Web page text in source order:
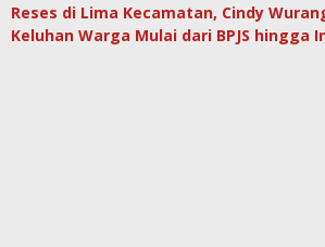
Reses di Lima Kecamatan, Cindy
Keluhan Warga Mulai dari BPJS